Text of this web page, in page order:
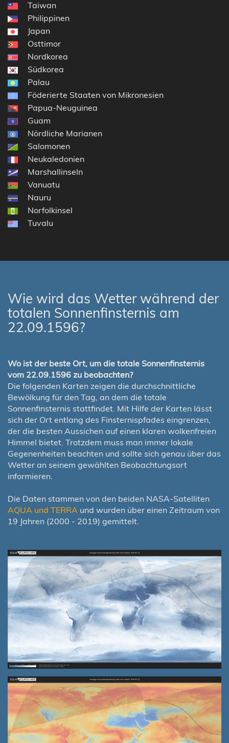
Taiwan
Philippinen
Japan
Osttimor
Nordkorea
Südkorea
Palau
Föderierte Staaten von Mikronesien
Papua-Neuguinea
Guam
Nördliche Marianen
Salomonen
Neukaledonien
Marshallinseln
Vanuatu
Nauru
Norfolkinsel
Tuvalu
Wie wird das Wetter während der
totalen Sonnenfinsternis am
22.09.1596?
Wo ist der beste Ort, um die totale Sonnenfinsternis
vom 22.09.1596 zu beobachten?
Die folgenden Karten zeigen die durchschnittliche
Bewölkung für den Tag, an dem die totale
Sonnenfinsternis stattfindet. Mit Hilfe der Karten lässt
sich der Ort entlang des Finsternispfades eingrenzen,
der die besten Aussichen auf einen klaren wolkenfreien
Himmel bietet. Trotzdem muss man immer lokale
Gegenenheiten beachten und sollte sich genau über das
Wetter an seinem gewählten Beobachtungsort
informieren.
Die Daten stammen von den beiden NASA-Satelliten
AQUA und TERRA und wurden über einen Zeitraum von
19 Jahren (2000 - 2019) gemittelt.